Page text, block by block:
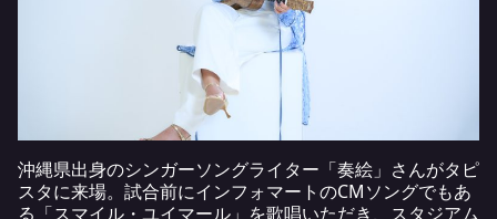
沖縄県出身のシンガーソングライター「奏絵」さんがタピ
スタに来場。試合前にインフォマートのCMソングでもあ
る「スマイル・ユイマール」を歌唱いただき、スタジアム